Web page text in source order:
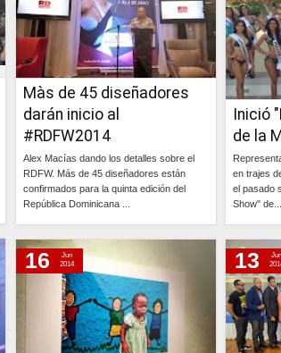
Màs de 45 diseñadores
darán inicio al
#RDFW2014
Alex Macías dando los detalles sobre el
RDFW. Más de 45 diseñadores están
confirmados para la quinta edición del
República Dominicana ...
Inició
de la
en trajes
el pasado
Show" de...
16
Jun
2014
13
Jun